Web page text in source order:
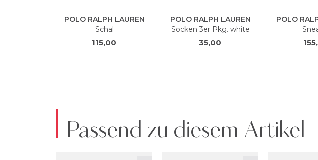
Passend zu diesem Artikel